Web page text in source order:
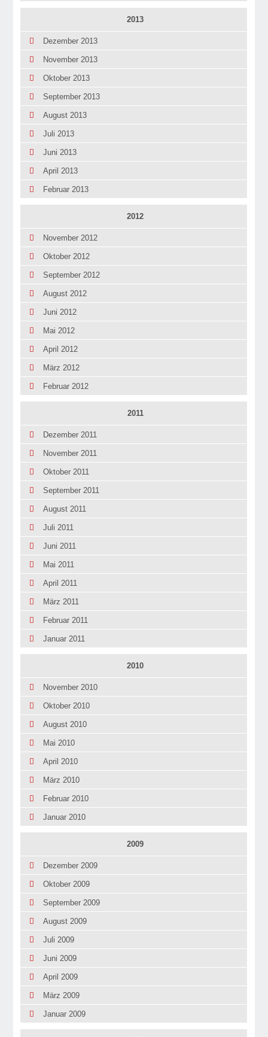
2013
Dezember 2013
November 2013
Oktober 2013
September 2013
August 2013
Juli 2013
Juni 2013
April 2013
Februar 2013
2012
November 2012
Oktober 2012
September 2012
August 2012
Juni 2012
Mai 2012
April 2012
März 2012
Februar 2012
2011
Dezember 2011
November 2011
Oktober 2011
September 2011
August 2011
Juli 2011
Juni 2011
Mai 2011
April 2011
März 2011
Februar 2011
Januar 2011
2010
November 2010
Oktober 2010
August 2010
Mai 2010
April 2010
März 2010
Februar 2010
Januar 2010
2009
Dezember 2009
Oktober 2009
September 2009
August 2009
Juli 2009
Juni 2009
April 2009
März 2009
Januar 2009